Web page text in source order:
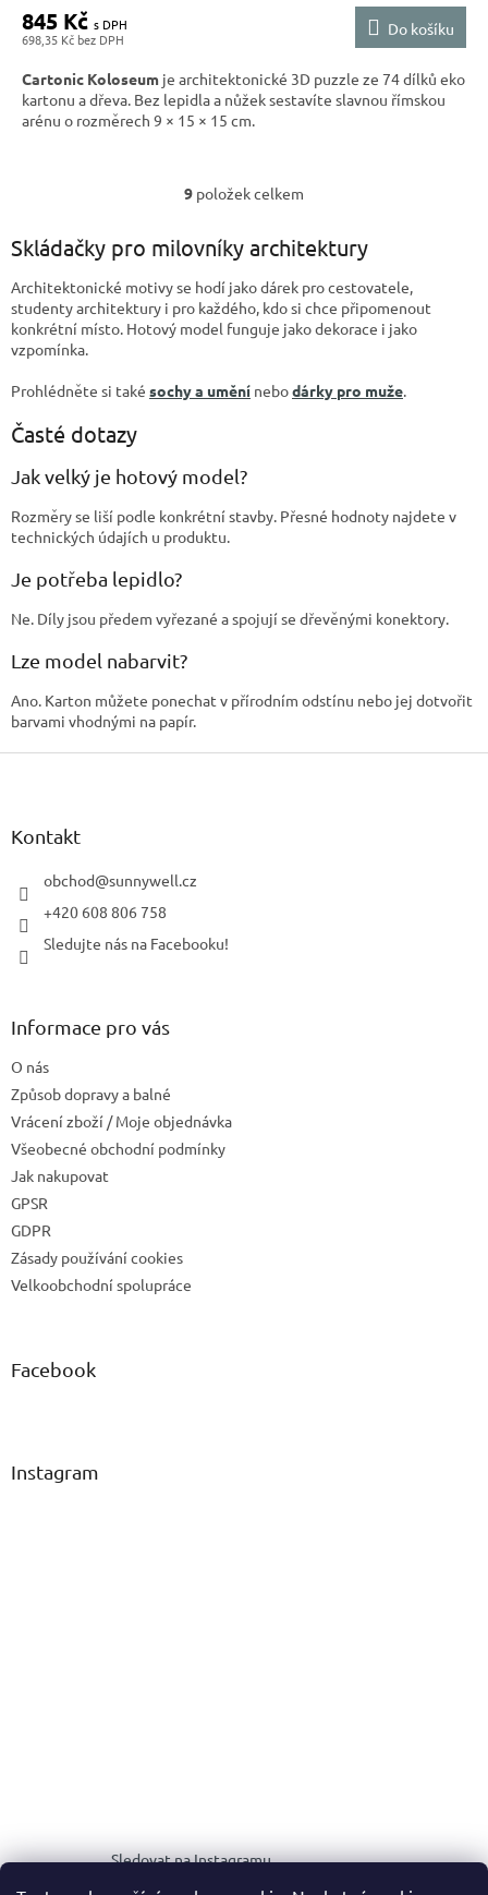
698,35 Kč
845 Kč Do košíku
Cartonic Koloseum je architektonické 3D puzzle ze 74 dílků eko
kartonu a dřeva. Bez lepidla a nůžek sestavíte slavnou římskou
arénu o rozměrech 9 × 15 × 15 cm.
O
l
d
a
c
r
v
p
9 položek celkem
Skládačky pro milovníky architektury
Architektonické motivy se hodí jako dárek pro cestovatele,
studenty architektury i pro každého, kdo si chce připomenout
konkrétní místo. Hotový model funguje jako dekorace i jako
vzpomínka.
Prohlédněte si také sochy a umění nebodárky pro muže.
Časté dotazy
Jak velký je hotový model?
Rozměry se liší podle konkrétní stavby. Přesné hodnoty najdete v
technických údajích u produktu.
Je potřeba lepidlo?
Ne. Díly jsou předem vyřezané a spojují se dřevěnými konektory.
Lze model nabarvit?
Ano. Karton můžete ponechat v přírodním odstínu nebo jej dotvořit
barvami vhodnými na papír.
Kontakt
obchod@sunnywell.cz
+420 608 806 758
Sledujte nás na Facebooku!
Informace pro vás
O nás
Způsob dopravy a balné
Vrácení zboží / Moje objednávka
Všeobecné obchodní podmínky
Jak nakupovat
GPSR
GDPR
Zásady používání cookies
Velkoobchodní spolupráce
Facebook
Instagram
Sledovat na Instagramu